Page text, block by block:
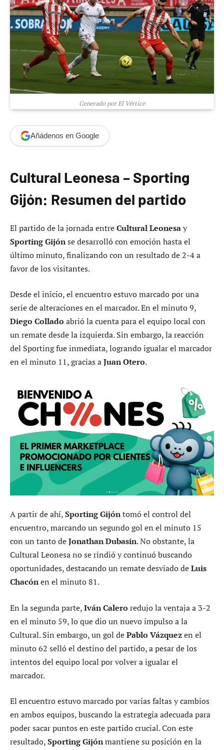
Generado por El Vértice
Añádenos en Google
Cultural Leonesa – Sporting
Gijón: Resumen del partido
El partido de la jornada entreCultural Leonesay
Sporting Gijónse desarrolló con emoción hasta el
último minuto, finalizando con un resultado de 2-4 a
favor de los visitantes.
Desde el inicio, el encuentro estuvo marcado por una
serie de alteraciones en el marcador. En el minuto 9,
Diego Collado abrió la cuenta para el equipo local con
un remate desde la izquierda. Sin embargo, la reacción
del Sporting fue inmediata, logrando igualar el marcador
en el minuto 11, gracias aJuan Otero.
A partir de ahí,Sporting Gijóntomó el control del
encuentro, marcando un segundo gol en el minuto 15
con un tanto deJonathan Dubasin. No obstante, la
Cultural Leonesa no se rindió y continuó buscando
oportunidades, destacando un remate desviado deLuis
Chacónen el minuto 81.
En la segunda parte,Iván Calero redujo la ventaja a 3-2
en el minuto 59, lo que dio un nuevo impulso a la
Cultural. Sin embargo, un gol dePablo Vázquezen el
minuto 62 selló el destino del partido, a pesar de los
intentos del equipo local por volver a igualar el
marcador.
El encuentro estuvo marcado por varias faltas y cambios
en ambos equipos, buscando la estrategia adecuada para
poder sacar puntos en este partido crucial. Con este
resultado,Sporting Gijónmantiene su posición en la